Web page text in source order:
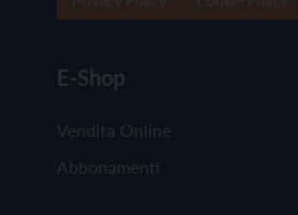
E-Shop
Vendita Online
Abbonamenti